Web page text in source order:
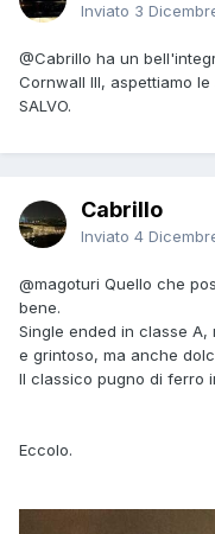
Inviato 3
@Cabrillo ha un
Cornwall III, aspettiamo
SALVO.
Cabrillo
Inviato 4
@magoturi Quello che
bene.
Single ended in classe A,
e grintoso, ma anche
Il classico pugno di ferro
Eccolo.